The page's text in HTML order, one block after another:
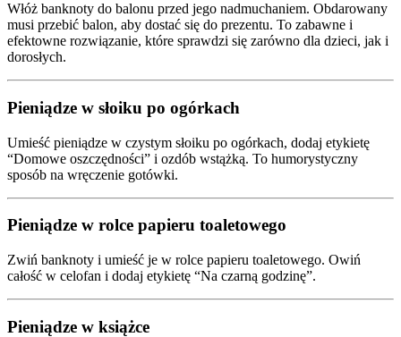
Włóż banknoty do balonu przed jego nadmuchaniem. Obdarowany
musi przebić balon, aby dostać się do prezentu. To zabawne i
efektowne rozwiązanie, które sprawdzi się zarówno dla dzieci, jak i
dorosłych.
Pieniądze w słoiku po ogórkach
Umieść pieniądze w czystym słoiku po ogórkach, dodaj etykietę
“Domowe oszczędności” i ozdób wstążką. To humorystyczny
sposób na wręczenie gotówki.
Pieniądze w rolce papieru toaletowego
Zwiń banknoty i umieść je w rolce papieru toaletowego. Owiń
całość w celofan i dodaj etykietę “Na czarną godzinę”.
Pieniądze w książce